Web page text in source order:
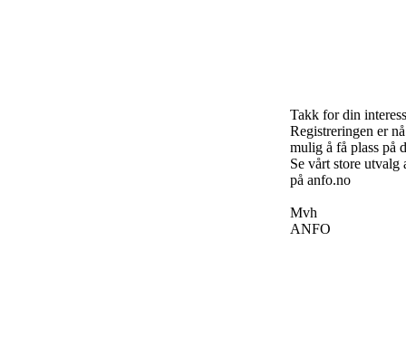
Takk for din
Registreringen er
mulig å få plass på
Se vårt store utvalg
på anfo.no
Mvh
ANFO